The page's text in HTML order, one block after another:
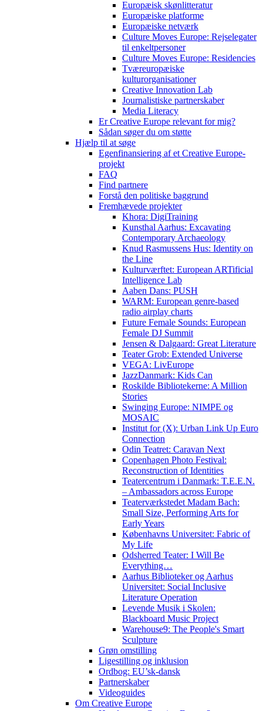
Europæisk skønlitteratur
Europæiske platforme
Europæiske netværk
Culture Moves Europe: Rejselegater
til enkeltpersoner
Culture Moves Europe: Residencies
Tværeuropæiske
kulturorganisationer
Creative Innovation Lab
Journalistiske partnerskaber
Media Literacy
Er Creative Europe relevant for mig?
Sådan søger du om støtte
Hjælp til at søge
Egenfinansiering af et Creative Europe-
projekt
FAQ
Find partnere
Forstå den politiske baggrund
Fremhævede projekter
Khora: DigiTraining
Kunsthal Aarhus: Excavating
Contemporary Archaeology
Knud Rasmussens Hus: Identity on
the Line
Kulturværftet: European ARTificial
Intelligence Lab
Aaben Dans: PUSH
WARM: European genre-based
radio airplay charts
Future Female Sounds: European
Female DJ Summit
Jensen & Dalgaard: Great Literature
Teater Grob: Extended Universe
VEGA: LivEurope
JazzDanmark: Kids Can
Roskilde Bibliotekerne: A Million
Stories
Swinging Europe: NIMPE og
MOSAIC
Institut for (X): Urban Link Up Euro
Connection
Odin Teatret: Caravan Next
Copenhagen Photo Festival:
Reconstruction of Identities
Teatercentrum i Danmark: T.E.E.N.
– Ambassadors across Europe
Teaterværkstedet Madam Bach:
Small Size, Performing Arts for
Early Years
Københavns Universitet: Fabric of
My Life
Odsherred Teater: I Will Be
Everything…
Aarhus Biblioteker og Aarhus
Universitet: Social Inclusive
Literature Operation
Levende Musik i Skolen:
Blackboard Music Project
Warehouse9: The People's Smart
Sculpture
Grøn omstilling
Ligestilling og inklusion
Ordbog: EU’sk-dansk
Partnerskaber
Videoguides
Om Creative Europe